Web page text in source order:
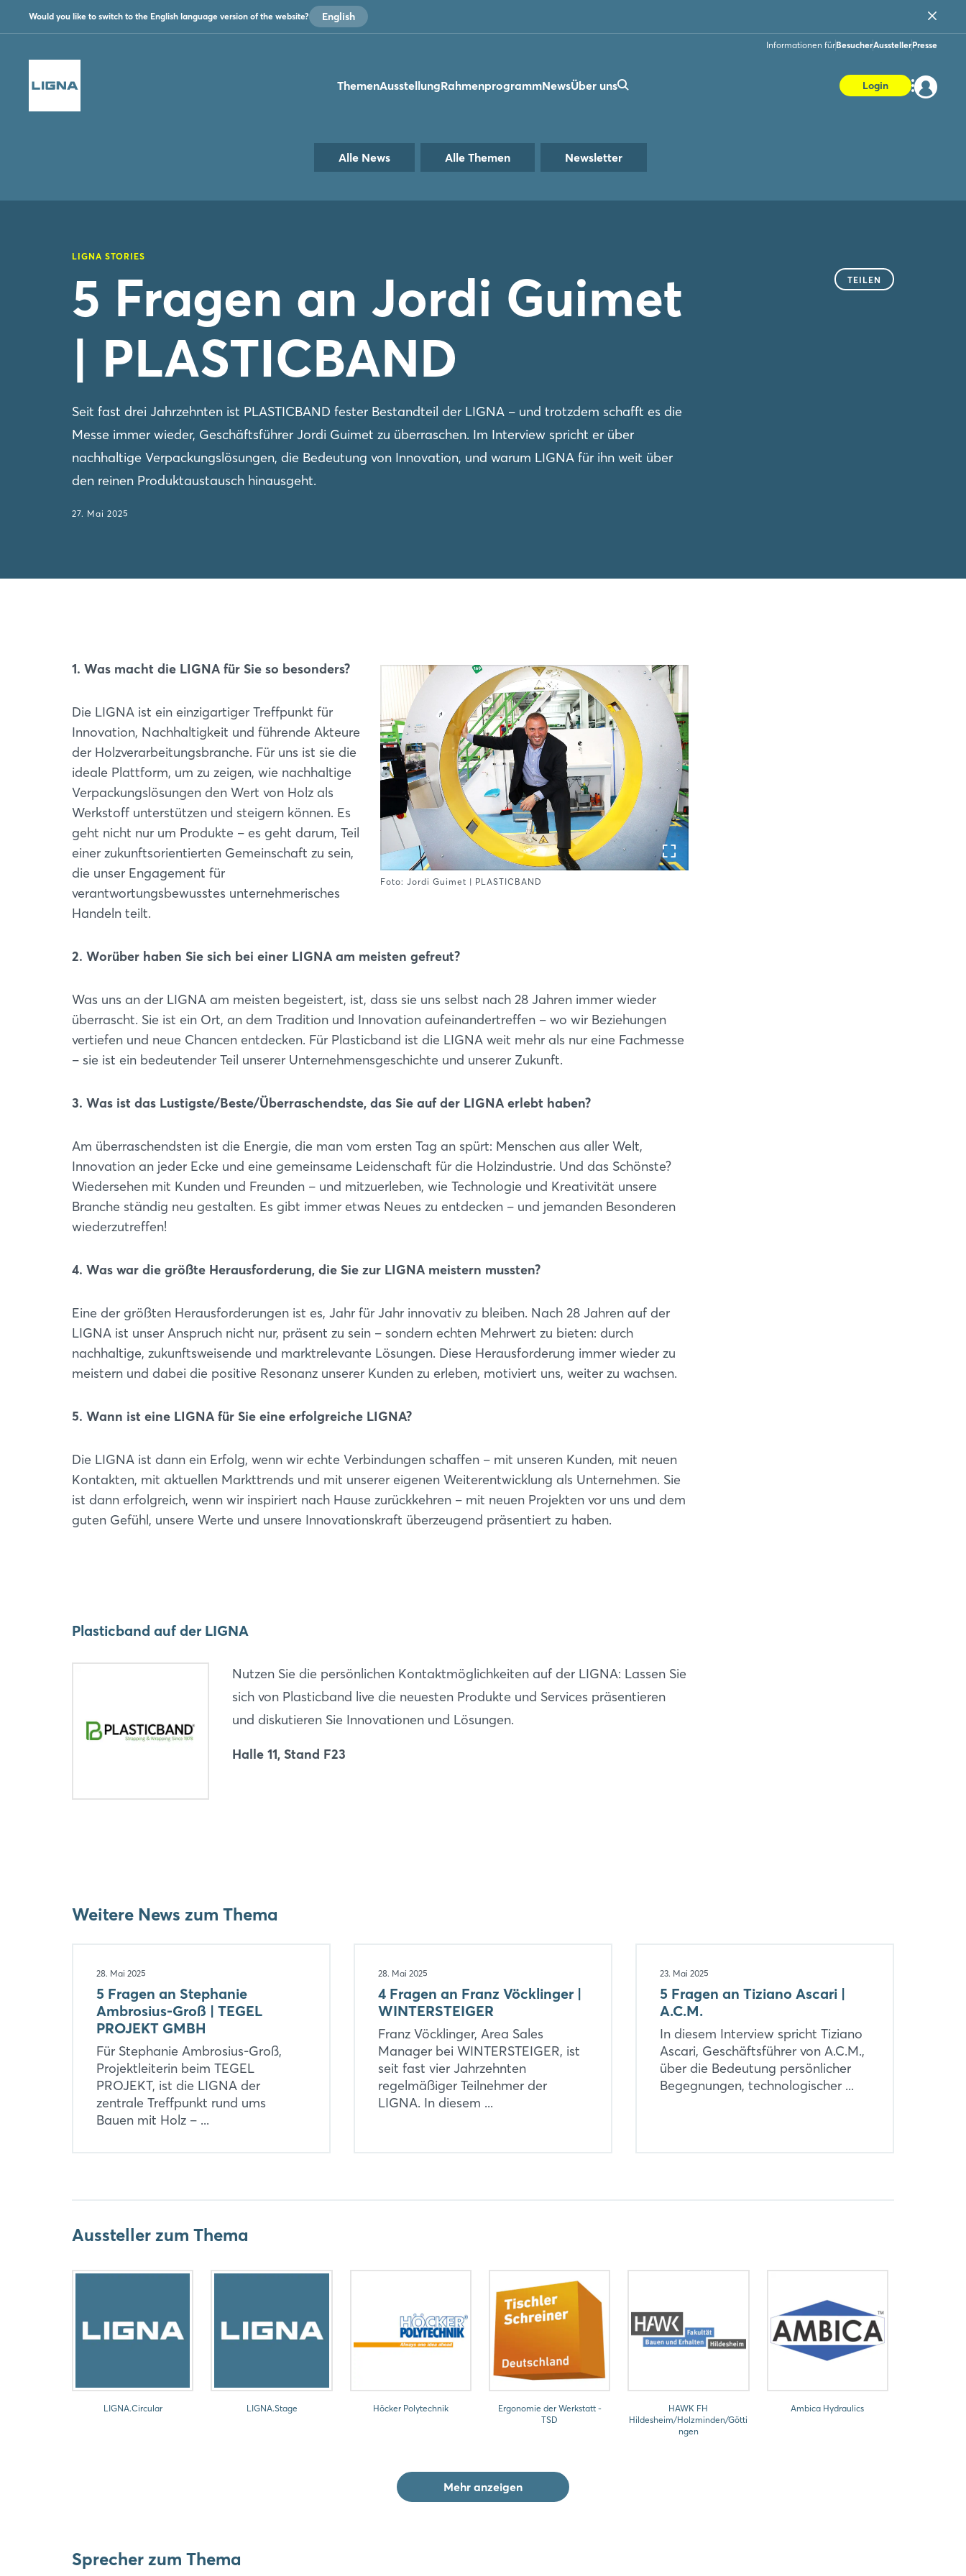
Would you like to switch to the English language version of the website? English
Informationen fürBesucherAusstellerPresse
ThemenAusstellungRahmenprogrammNewsÜber uns Login
Alle News Alle Themen Newsletter
LIGNA STORIES
5 Fragen an Jordi Guimet
| PLASTICBAND
Seit fast drei Jahrzehnten ist PLASTICBAND fester Bestandteil der LIGNA – und trotzdem schafft es die
Messe immer wieder, Geschäftsführer Jordi Guimet zu überraschen. Im Interview spricht er über
nachhaltige Verpackungslösungen, die Bedeutung von Innovation, und warum LIGNA für ihn weit über
den reinen Produktaustausch hinausgeht.
27. Mai 2025
TEILEN
Foto: Jordi Guimet | PLASTICBAND
1. Was macht die LIGNA für Sie so besonders?
Die LIGNA ist ein einzigartiger Treffpunkt für
Innovation, Nachhaltigkeit und führende Akteure
der Holzverarbeitungsbranche. Für uns ist sie die
ideale Plattform, um zu zeigen, wie nachhaltige
Verpackungslösungen den Wert von Holz als
Werkstoff unterstützen und steigern können. Es
geht nicht nur um Produkte – es geht darum, Teil
einer zukunftsorientierten Gemeinschaft zu sein,
die unser Engagement für
verantwortungsbewusstes unternehmerisches
Handeln teilt.
2. Worüber haben Sie sich bei einer LIGNA am meisten gefreut?
Was uns an der LIGNA am meisten begeistert, ist, dass sie uns selbst nach 28 Jahren immer wieder
überrascht. Sie ist ein Ort, an dem Tradition und Innovation aufeinandertreffen – wo wir Beziehungen
vertiefen und neue Chancen entdecken. Für Plasticband ist die LIGNA weit mehr als nur eine Fachmesse
– sie ist ein bedeutender Teil unserer Unternehmensgeschichte und unserer Zukunft.
3. Was ist das Lustigste/Beste/Überraschendste, das Sie auf der LIGNA erlebt haben?
Am überraschendsten ist die Energie, die man vom ersten Tag an spürt: Menschen aus aller Welt,
Innovation an jeder Ecke und eine gemeinsame Leidenschaft für die Holzindustrie. Und das Schönste?
Wiedersehen mit Kunden und Freunden – und mitzuerleben, wie Technologie und Kreativität unsere
Branche ständig neu gestalten. Es gibt immer etwas Neues zu entdecken – und jemanden Besonderen
wiederzutreffen!
4. Was war die größte Herausforderung, die Sie zur LIGNA meistern mussten?
Eine der größten Herausforderungen ist es, Jahr für Jahr innovativ zu bleiben. Nach 28 Jahren auf der
LIGNA ist unser Anspruch nicht nur, präsent zu sein – sondern echten Mehrwert zu bieten: durch
nachhaltige, zukunftsweisende und marktrelevante Lösungen. Diese Herausforderung immer wieder zu
meistern und dabei die positive Resonanz unserer Kunden zu erleben, motiviert uns, weiter zu wachsen.
5. Wann ist eine LIGNA für Sie eine erfolgreiche LIGNA?
Die LIGNA ist dann ein Erfolg, wenn wir echte Verbindungen schaffen – mit unseren Kunden, mit neuen
Kontakten, mit aktuellen Markttrends und mit unserer eigenen Weiterentwicklung als Unternehmen. Sie
ist dann erfolgreich, wenn wir inspiriert nach Hause zurückkehren – mit neuen Projekten vor uns und dem
guten Gefühl, unsere Werte und unsere Innovationskraft überzeugend präsentiert zu haben.
Plasticband auf der LIGNA
Nutzen Sie die persönlichen Kontaktmöglichkeiten auf der LIGNA: Lassen Sie
sich von Plasticband live die neuesten Produkte und Services präsentieren
und diskutieren Sie Innovationen und Lösungen.
Halle 11, Stand F23
Weitere News zum Thema
28. Mai 2025
5 Fragen an Stephanie
Ambrosius-Groß | TEGEL
PROJEKT GMBH
Für Stephanie Ambrosius-Groß,
Projektleiterin beim TEGEL
PROJEKT, ist die LIGNA der
zentrale Treffpunkt rund ums
Bauen mit Holz – ...
28. Mai 2025
4 Fragen an Franz Vöcklinger |
WINTERSTEIGER
Franz Vöcklinger, Area Sales
Manager bei WINTERSTEIGER, ist
seit fast vier Jahrzehnten
regelmäßiger Teilnehmer der
LIGNA. In diesem ...
23. Mai 2025
5 Fragen an Tiziano Ascari |
A.C.M.
In diesem Interview spricht Tiziano
Ascari, Geschäftsführer von A.C.M.,
über die Bedeutung persönlicher
Begegnungen, technologischer ...
Aussteller zum Thema
LIGNA.Circular LIGNA.Stage Höcker Polytechnik
Ergonomie der Werkstatt -
TSD
HAWK FH
Hildesheim/Holzminden/Götti
ngen
Ambica Hydraulics
Mehr anzeigen
Sprecher zum Thema
Jetzt registrieren